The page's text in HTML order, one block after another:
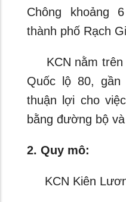
Chông khoảng
thành phố Rạch
KCN nằm trên
Quốc lộ 80, gần
thuận lợi cho
bằng đường bộ
2. Quy mô:
KCN Kiên